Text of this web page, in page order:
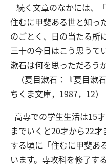
続く文章のなかには、
住むに甲斐ある世と知っ
のごとく、日の当たる所
三十の今日はこう思うて
漱石は何を思っただろうか
（夏目漱石：『夏目漱
ちくま文庫，1987，12）
高専での学生生活は15
までいくと20才から22
する頃に「住むに甲斐あ
います。専攻科を修了す